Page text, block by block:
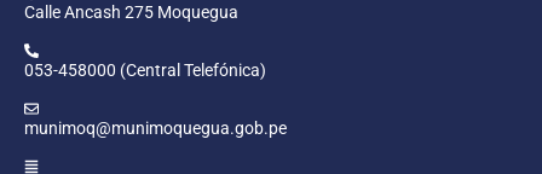
Calle Ancash 275 Moquegua
053-458000 (Central Telefónica)
munimoq@munimoquegua.gob.pe